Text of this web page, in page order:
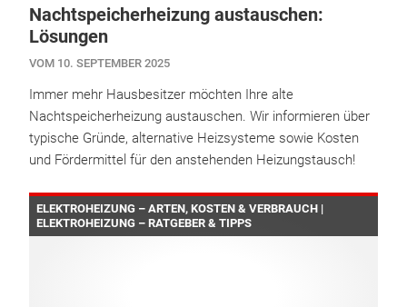
Nachtspeicherheizung austauschen:
Lösungen
VOM 10. SEPTEMBER 2025
Immer mehr Hausbesitzer möchten Ihre alte
Nachtspeicherheizung austauschen. Wir informieren über
typische Gründe, alternative Heizsysteme sowie Kosten
und Fördermittel für den anstehenden Heizungstausch!
ELEKTROHEIZUNG – ARTEN, KOSTEN & VERBRAUCH |
ELEKTROHEIZUNG – RATGEBER & TIPPS